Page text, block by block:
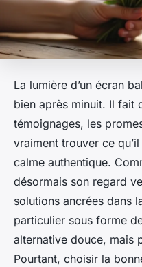
La lumière d’un écran
bien après minuit. Il fait
témoignages, les
vraiment trouver ce
calme authentique.
désormais son regard
solutions ancrées dans
particulier sous forme
alternative douce, mais
Pourtant, choisir la